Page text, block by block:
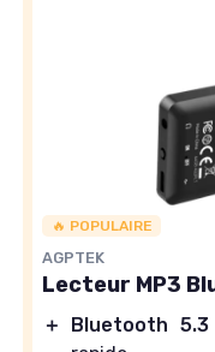
🔥 POPULAIRE
AGPTEK
Lecteur MP3
＋ Bluetooth 5.3